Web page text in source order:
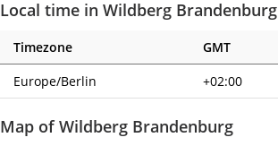
Local time in Wildberg Brandenburg
Timezone GMT
Europe/Berlin
+02:00
Map of Wildberg Brandenburg